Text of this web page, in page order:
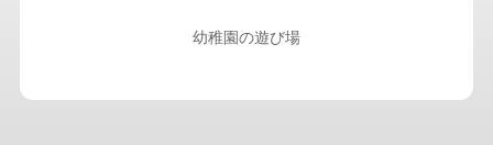
幼稚園の遊び場